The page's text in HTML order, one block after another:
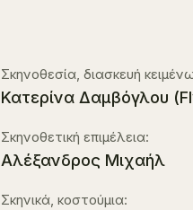
Σκηνοθεσία, διασκευή
Κατερίνα Δαμβόγλου
Σκηνοθετική επιμέλεια:
Αλέξανδρος Μιχαήλ
Σκηνικά, κοστούμια: